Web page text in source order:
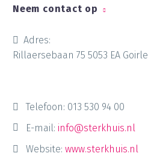
Neem contact op
Adres:
Rillaersebaan 75 5053 EA Goirle
Telefoon: 013 530 94 00
E-mail: info@sterkhuis.nl
Website: www.sterkhuis.nl